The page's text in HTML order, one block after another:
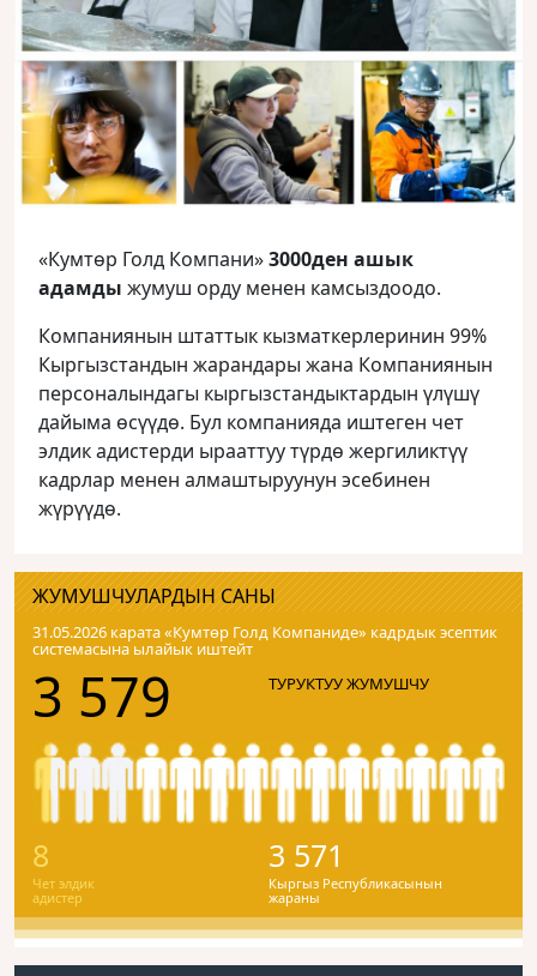
«Кумтөр Голд Компани»3000ден ашык
адамды жумуш орду менен камсыздоодо.
Компаниянын штаттык кызматкерлеринин 99%
Кыргызстандын жарандары жана Компаниянын
персоналындагы кыргызстандыктардын үлүшү
дайыма өсүүдө. Бул компанияда иштеген чет
элдик адистерди ырааттуу түрдө жергиликтүү
кадрлар менен алмаштыруунун эсебинен
жүрүүдө.
ЖУМУШЧУЛАРДЫН САНЫ
31.05.2026 карата «Кумтɵр Голд Компаниде» кадрдык эсептик
системасына ылайык иштейт
3 579 ТУРУКТУУ ЖУМУШЧУ
8
Чет элдик
адистер
3 571
Кыргыз Республикасынын
жараны